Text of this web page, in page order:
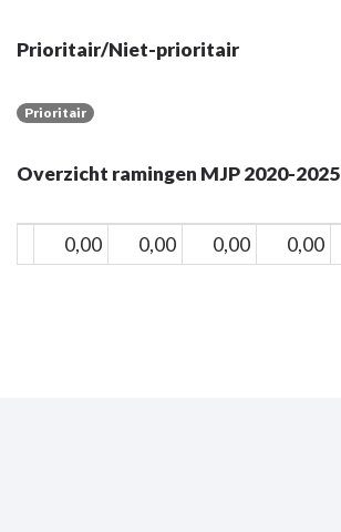
Prioritair/Niet-prioritair
Prioritair
Overzicht ramingen MJP 2020-2025
0,00 0,00 0,00 0,00